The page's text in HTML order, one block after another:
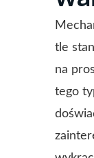
tle
na
tego